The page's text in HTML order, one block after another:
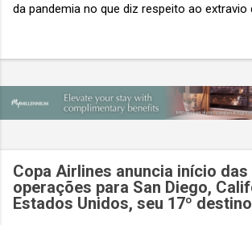
da pandemia no que diz respeito ao extravio
“Baggage IT Insights” de 2026 da SITA, a
desse importante estudo de referência à
custa ao setor US$ 6,3 bilhões anualmente.
extraviada acarreta um custo médio de US$
lucro líquido médio de apenas US$ 8 por
Copa Airlines anuncia início das
operações para San Diego,
Estados Unidos, seu 17º